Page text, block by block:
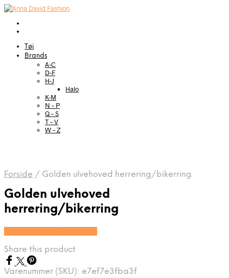
Tøj
Brands
A-C
D-F
H-J
Halo
K-M
N – P
Q – S
T – V
W – Z
Forside / Golden ulvehoved herrering/bikerring
Golden ulvehoved
herrering/bikerring
Share this product
Varenummer (SKU): e7ef7e3fba3f